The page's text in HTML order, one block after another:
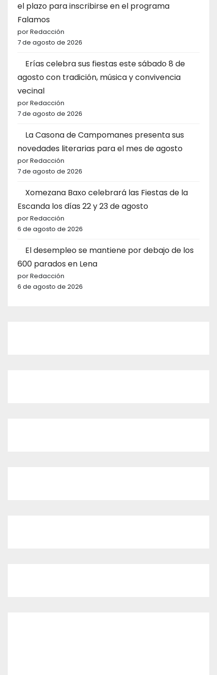
el plazo para inscribirse en el programa
Falamos
por Redacción
7 de agosto de 2026
Erías celebra sus fiestas este sábado 8 de
agosto con tradición, música y convivencia
vecinal
por Redacción
7 de agosto de 2026
La Casona de Campomanes presenta sus
novedades literarias para el mes de agosto
por Redacción
7 de agosto de 2026
Xomezana Baxo celebrará las Fiestas de la
Escanda los días 22 y 23 de agosto
por Redacción
6 de agosto de 2026
El desempleo se mantiene por debajo de los
600 parados en Lena
por Redacción
6 de agosto de 2026